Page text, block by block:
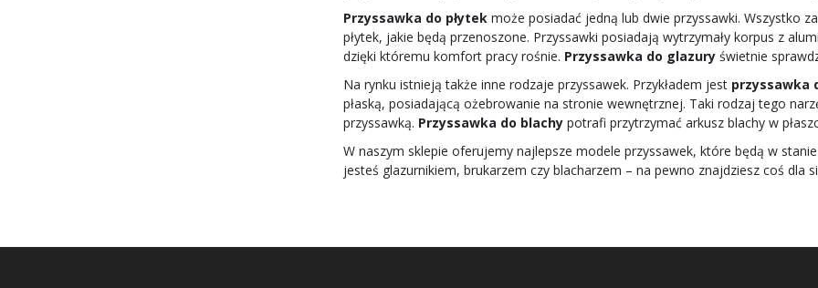
Przyssawka do płytek może posiadać jedną lub dwie przyssawki. Wszystko
płytek, jakie będą przenoszone. Przyssawki posiadają wytrzymały korpus z
dzięki któremu komfort pracy rośnie. Przyssawka do glazury świetnie
Na rynku istnieją także inne rodzaje przyssawek. Przykładem jest przyssawka
płaską, posiadającą ożebrowanie na stronie wewnętrznej. Taki rodzaj tego
przyssawką. Przyssawka do blachy potrafi przytrzymać arkusz blachy w
W naszym sklepie oferujemy najlepsze modele przyssawek, które będą w
jesteś glazurnikiem, brukarzem czy blacharzem – na pewno znajdziesz coś dla